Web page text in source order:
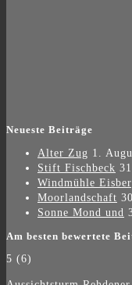
Neueste Beiträge
Alter Zug 1.
Stift Fischbeck
Windmühle
Moorlandschaft
Sonne Mond und
Am besten bewertete
5 (6)